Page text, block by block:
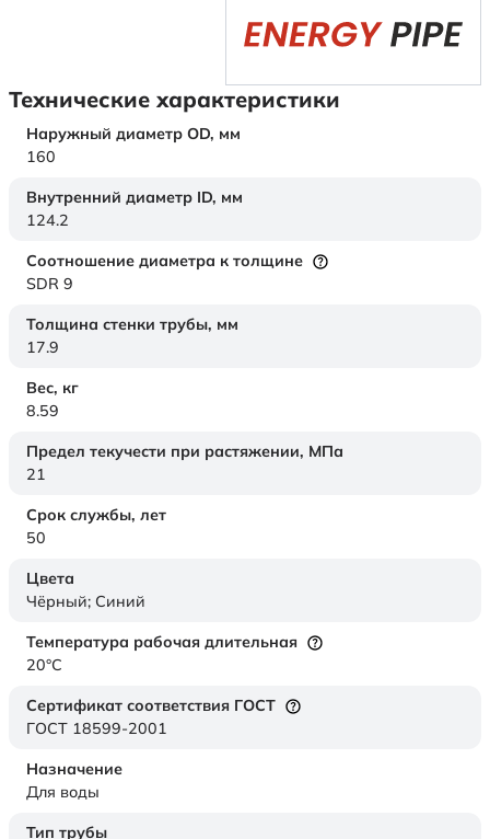
Технические характеристики
Наружный диаметр OD, мм
160
Внутренний диаметр ID, мм
124.2
Соотношение диаметра к толщине
SDR 9
Толщина стенки трубы, мм
17.9
Вес, кг
8.59
Предел текучести при растяжении, МПа
21
Срок службы, лет
50
Цвета
Чёрный; Синий
Температура рабочая длительная
20°C
Сертификат соответствия ГОСТ
ГОСТ 18599-2001
Назначение
Для воды
Тип трубы